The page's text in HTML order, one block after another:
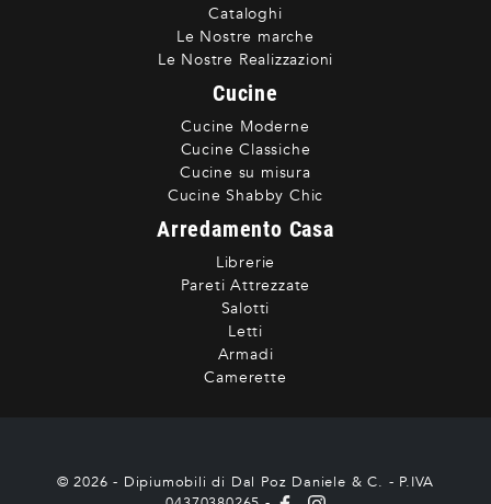
Cataloghi
Le Nostre marche
Le Nostre Realizzazioni
Cucine
Cucine Moderne
Cucine Classiche
Cucine su misura
Cucine Shabby Chic
Arredamento Casa
Librerie
Pareti Attrezzate
Salotti
Letti
Armadi
Camerette
© 2026 - Dipiumobili di Dal Poz Daniele & C. - P.IVA